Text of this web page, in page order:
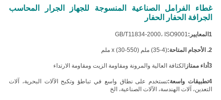
غطاء الفرامل الصناعية المنسوجة للجهاز الجرار المحاسب
الجرافة الحفار الحفار
1المعايير: GB/T11834-2000، ISO9001
2. الأحجام المتاحة: (4-35) ملم x (30-550) ملم
3أداء ممتاز الكثافة العالية والمرونة ومقاومة الزيت ومقاومة الارتداء
4تطبيقات واسعة:
تستخدم على نطاق واسع في تباطؤ وتكبح الآلات البحرية، آلات
التعدين، آلات الهندسة، الآلات الصناعية، الخ